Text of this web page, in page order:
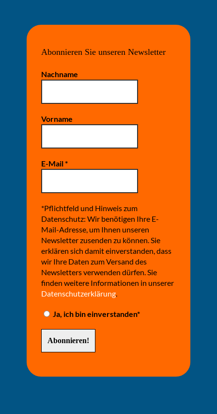
Abonnieren Sie unseren Newsletter
Nachname
Vorname
E-Mail*
*Pflichtfeld und Hinweis zum
Datenschutz: Wir benötigen Ihre E-
Mail-Adresse, um Ihnen unseren
Newsletter zusenden zu können. Sie
erklären sich damit einverstanden, dass
wir Ihre Daten zum Versand des
Newsletters verwenden dürfen. Sie
finden weitere Informationen in unserer
Datenschutzerklärung.
Ja, ich bin einverstanden*